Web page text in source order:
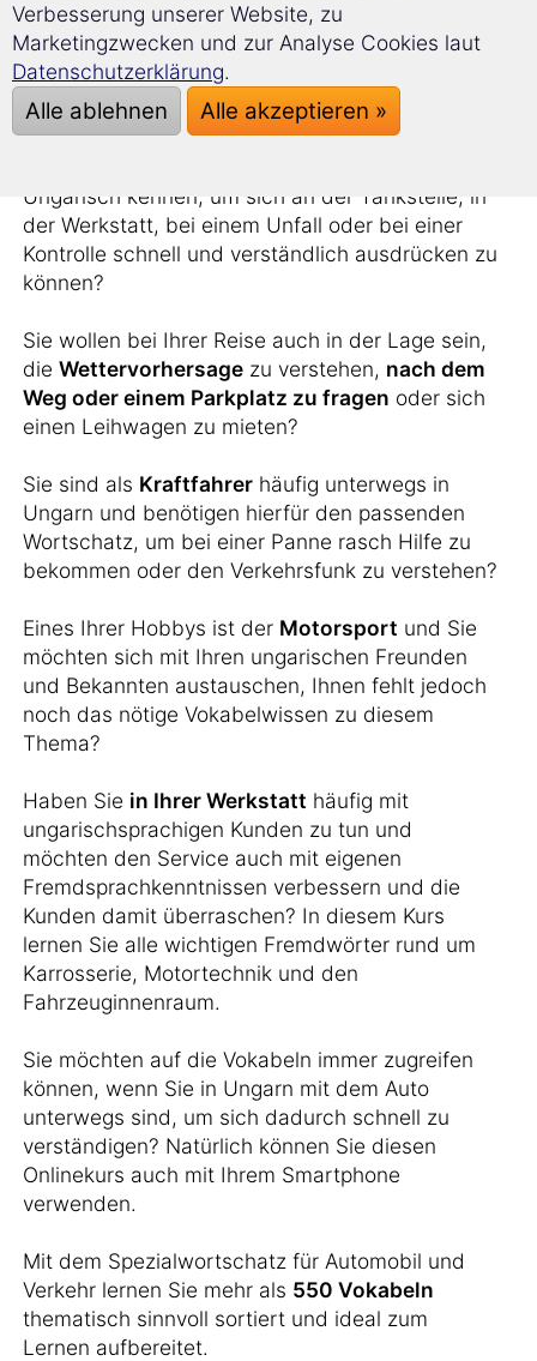
Sie suchen nach einemunentbehrlichen
Reisebegleiter, der Ihnen für alle Situationen
und Eventualitäten bei Ihrer Fahrt das nötige
sprachliche Rüstzeug zur Hand gibt?
Ungarisch kennen, um sich an der Tankstelle, in
der Werkstatt, bei einem Unfall oder bei einer
Kontrolle schnell und verständlich ausdrücken zu
können?
Sie wollen bei Ihrer Reise auch in der Lage sein,
die Wettervorhersage zu verstehen, nach dem
Weg oder einem Parkplatz zu fragen oder sich
einen Leihwagen zu mieten?
Sie sind als Kraftfahrer häufig unterwegs in
Ungarn und benötigen hierfür den passenden
Wortschatz, um bei einer Panne rasch Hilfe zu
bekommen oder den Verkehrsfunk zu verstehen?
Eines Ihrer Hobbys ist der Motorsport und Sie
möchten sich mit Ihren ungarischen Freunden
und Bekannten austauschen, Ihnen fehlt jedoch
noch das nötige Vokabelwissen zu diesem
Thema?
Haben Sie in Ihrer Werkstatt häufig mit
ungarischsprachigen Kunden zu tun und
möchten den Service auch mit eigenen
Fremdsprachkenntnissen verbessern und die
Kunden damit überraschen? In diesem Kurs
lernen Sie alle wichtigen Fremdwörter rund um
Karrosserie, Motortechnik und den
Fahrzeuginnenraum.
Sie möchten auf die Vokabeln immer zugreifen
können, wenn Sie in Ungarn mit dem Auto
unterwegs sind, um sich dadurch schnell zu
verständigen? Natürlich können Sie diesen
Onlinekurs auch mit Ihrem Smartphone
verwenden.
Mit dem Spezialwortschatz für Automobil und
Verkehr lernen Sie mehr als 550 Vokabeln
thematisch sinnvoll sortiert und ideal zum
Lernen aufbereitet.
Verbesserung unserer Website, zu
Marketingzwecken und zur Analyse Cookies laut
Datenschutzerklärung.
Alle ablehnen Alle akzeptieren »